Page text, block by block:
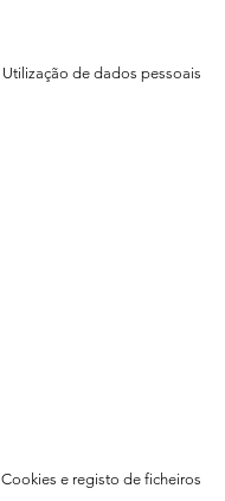
Utilização de dados pessoais
Cookies e registo de ficheiros